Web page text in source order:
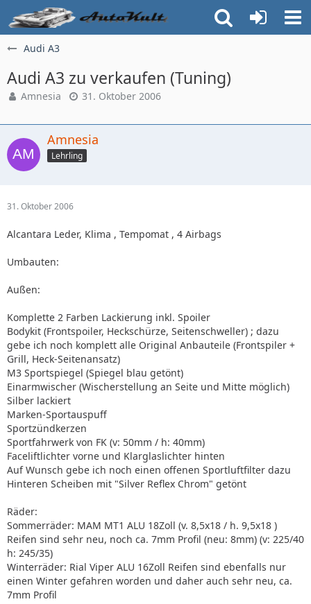
Audi A3
Audi A3 zu verkaufen (Tuning)
Amnesia 31. Oktober 2006
Amnesia
Lehrling
31. Oktober 2006
Alcantara Leder, Klima , Tempomat , 4 Airbags
Umbauten:
Außen:
Komplette 2 Farben Lackierung inkl. Spoiler
Bodykit (Frontspoiler, Heckschürze, Seitenschweller) ; dazu
gebe ich noch komplett alle Original Anbauteile (Frontspiler +
Grill, Heck-Seitenansatz)
M3 Sportspiegel (Spiegel blau getönt)
Einarmwischer (Wischerstellung an Seite und Mitte möglich)
Silber lackiert
Marken-Sportauspuff
Sportzündkerzen
Sportfahrwerk von FK (v: 50mm / h: 40mm)
Faceliftlichter vorne und Klarglaslichter hinten
Auf Wunsch gebe ich noch einen offenen Sportluftfilter dazu
Hinteren Scheiben mit "Silver Reflex Chrom" getönt
Räder:
Sommerräder: MAM MT1 ALU 18Zoll (v. 8,5x18 / h. 9,5x18 )
Reifen sind sehr neu, noch ca. 7mm Profil (neu: 8mm) (v: 225/40
h: 245/35)
Winterräder: Rial Viper ALU 16Zoll Reifen sind ebenfalls nur
einen Winter gefahren worden und daher auch sehr neu, ca.
7mm Profil